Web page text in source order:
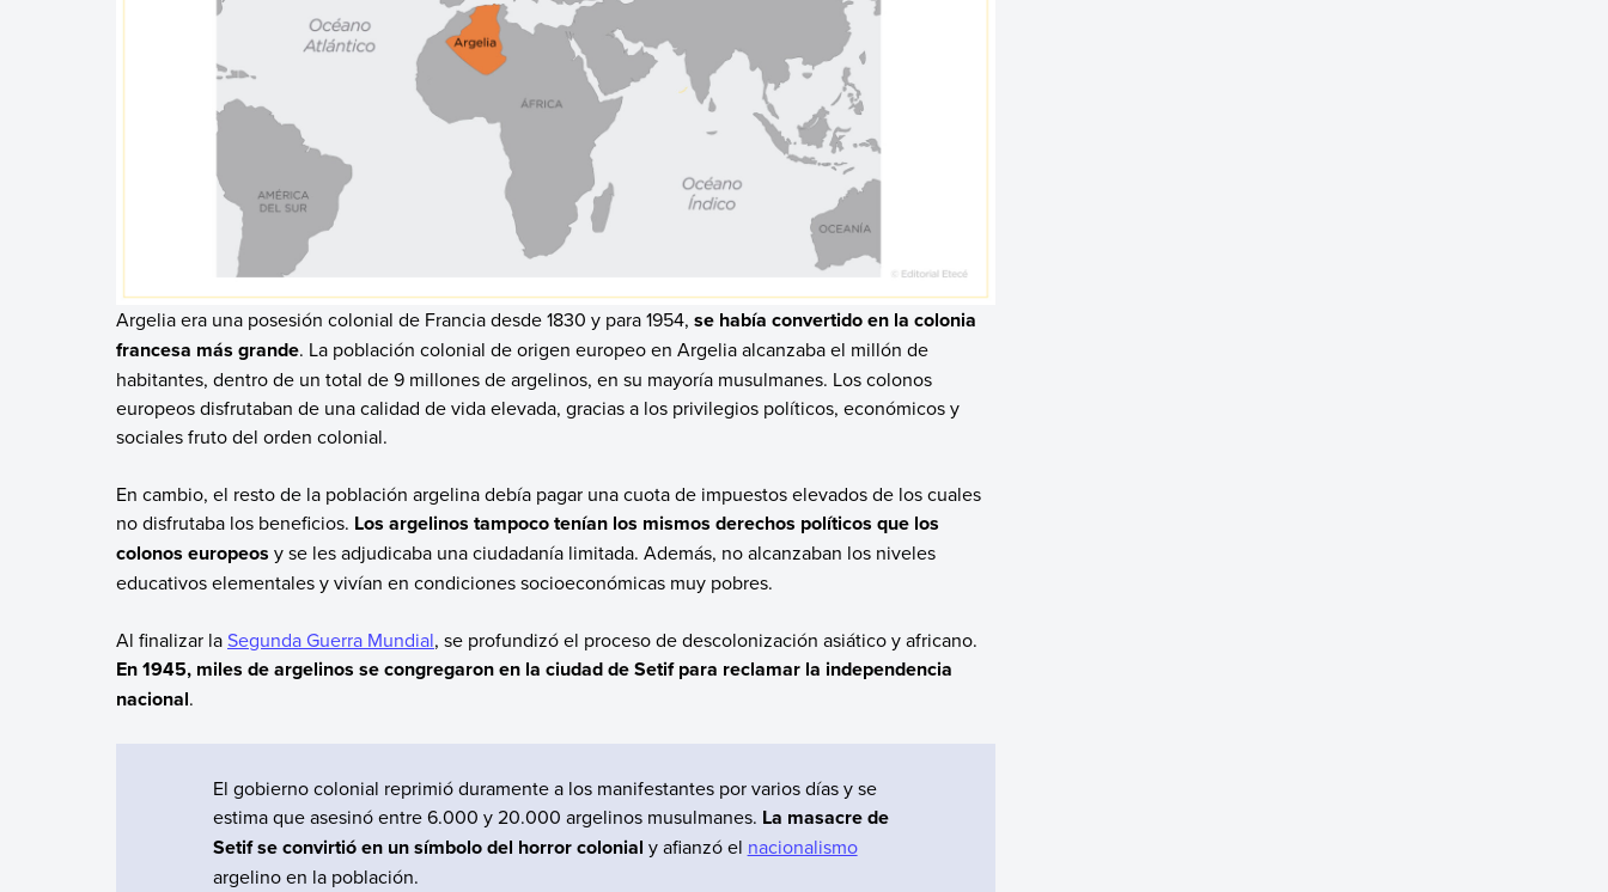
Argelia era una posesión colonial de Francia desde 1830 y para 1954, se había convertido en la colonia
francesa más grande. La población colonial de origen europeo en Argelia alcanzaba el millón de
habitantes, dentro de un total de 9 millones de argelinos, en su mayoría musulmanes. Los colonos
europeos disfrutaban de una calidad de vida elevada, gracias a los privilegios políticos, económicos y
sociales fruto del orden colonial.
En cambio, el resto de la población argelina debía pagar una cuota de impuestos elevados de los cuales
no disfrutaba los beneficios. Los argelinos tampoco tenían los mismos derechos políticos que los
colonos europeos y se les adjudicaba una ciudadanía limitada. Además, no alcanzaban los niveles
educativos elementales y vivían en condiciones socioeconómicas muy pobres.
Al finalizar laSegunda Guerra Mundial, se profundizó el proceso de descolonización asiático y africano.
En 1945, miles de argelinos se congregaron en la ciudad de Setif para reclamar la independencia
nacional.
El gobierno colonial reprimió duramente a los manifestantes por varios días y se
estima que asesinó entre 6.000 y 20.000 argelinos musulmanes. La masacre de
Setif se convirtió en un símbolo del horror colonial y afianzó el nacionalismo
argelino en la población.